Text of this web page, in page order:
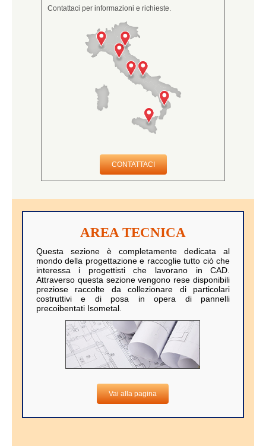
Contattaci per informazioni e richieste.
CONTATTACI
AREA TECNICA
Questa sezione è completamente dedicata al
mondo della progettazione e raccoglie tutto ciò che
interessa i progettisti che lavorano in CAD.
Attraverso questa sezione vengono rese disponibili
preziose raccolte da collezionare di particolari
costruttivi e di posa in opera di pannelli
precoibentati Isometal.
Vai alla pagina